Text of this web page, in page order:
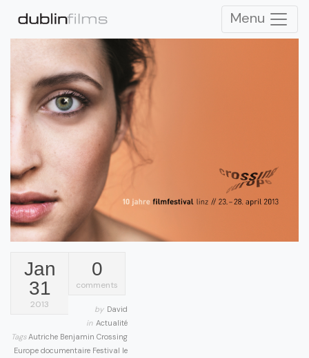
Menu
Jan
31
2013
0
comments
by David
in Actualité
Tags Autriche Benjamin Crossing
Europe documentaire Festival le